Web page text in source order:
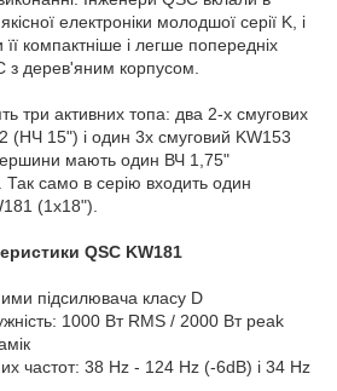
електроніки молодшої серії K, і
компактніше і легше попередніх
з дерев'яним корпусом.
три активних топа: два 2-х смугових
(НЧ 15") і один 3х смуговий KW153
мають один ВЧ 1,75"
само в серію входить один
(1х18").
QSC KW181
підсилювача класу D
1000 Вт RMS / 2000 Вт peak
частот: 38 Hz - 124 Hz (-6dB) і 34 Hz